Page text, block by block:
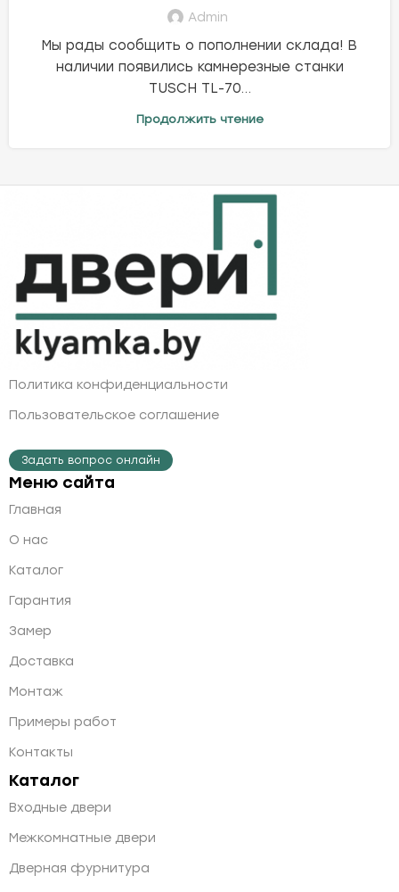
Admin
Мы рады сообщить о пополнении склада! В
наличии появились камнерезные станки
TUSCH TL-70...
Продолжить чтение
Политика конфиденциальности
Пользовательское соглашение
Задать вопрос онлайн
Меню сайта
Главная
О нас
Каталог
Гарантия
Замер
Доставка
Монтаж
Примеры работ
Контакты
Каталог
Входные двери
Межкомнатные двери
Дверная фурнитура